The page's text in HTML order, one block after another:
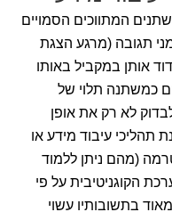
המתווכים הסמויים
תגובה (מרגע הצגת
אותן במקביל באותו
כמשתנה תלוי של
לא רק את אופן
תהליכי עיבוד מידע או
(מהם ניתן ללמוד
הקוגניטיבית על פי
בתשובותיו עשוי